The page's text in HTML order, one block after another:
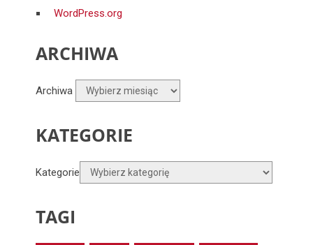
WordPress.org
ARCHIWA
Archiwa
KATEGORIE
Kategorie
TAGI